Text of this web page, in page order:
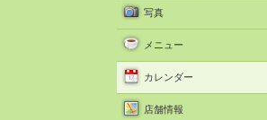
写真
メニュー
カレンダー
店舗情報